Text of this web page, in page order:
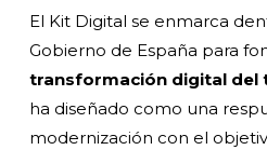
El Kit Digital se enmarca
Gobierno de España para
transformación digital del
ha diseñado como una
modernización con el